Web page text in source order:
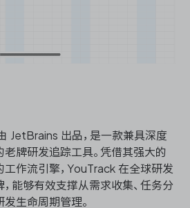
JetBrains 出品，是一款兼具深度
牌研发追踪工具。凭借其强大的
作流引擎，YouTrack 在全球研发
能够有效支撑从需求收集、任务分
生命周期管理。